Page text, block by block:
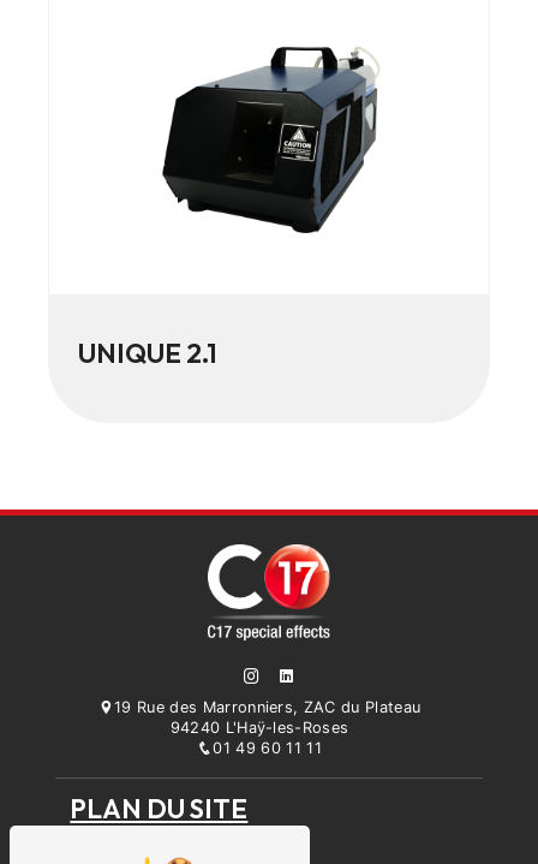
UNIQUE 2.1
19 Rue des Marronniers, ZAC du Plateau
94240 L'Haÿ-les-Roses
01 49 60 11 11
PLAN DU SITE